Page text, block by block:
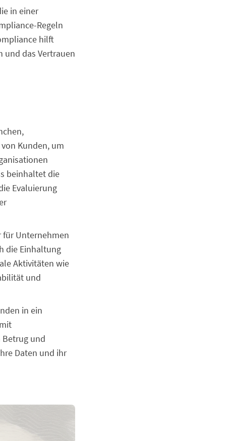
in einer
Regeln
hilft
und das Vertrauen
Kunden, um
beinhaltet die
Evaluierung
für Unternehmen
die Einhaltung
Aktivitäten wie
und
in ein
Betrug und
Daten und ihr